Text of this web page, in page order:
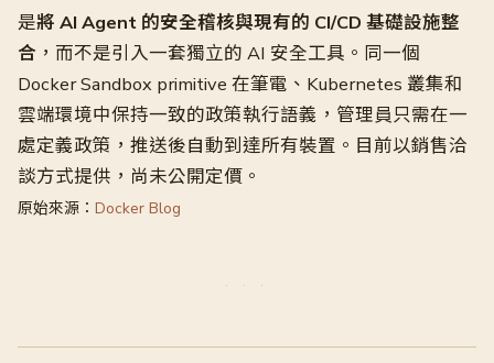
是將 AI Agent 的安全稽核與現有的 CI/CD 基礎設施整
合 ，而不是引入一套獨立的 AI 安全工具。同一個
Docker Sandbox primitive 在筆電、Kubernetes 叢集和
雲端環境中保持一致的政策執行語義，管理員只需在一
處定義政策，推送後自動到達所有裝置。目前以銷售洽
談方式提供，尚未公開定價。
原始來源： Docker Blog